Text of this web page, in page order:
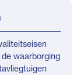
waarborging